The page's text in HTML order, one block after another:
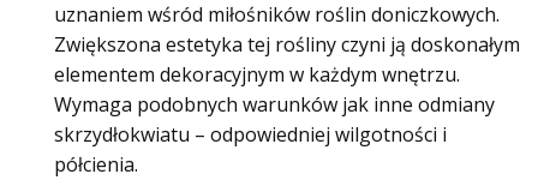
uznaniem wśród miłośników roślin doniczkowych.
Zwiększona estetyka tej rośliny czyni ją doskonałym
elementem dekoracyjnym w każdym wnętrzu.
Wymaga podobnych warunków jak inne odmiany
skrzydłokwiatu – odpowiedniej wilgotności i
półcienia.